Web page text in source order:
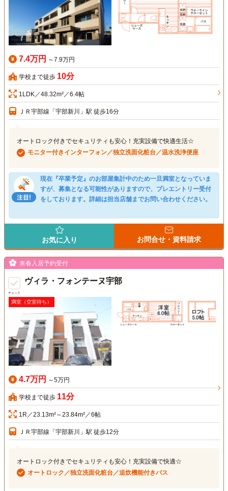
7.4万円 ～7.9万円
学校まで徒歩 10分
1LDK／48.32m²／6.4帖
ＪＲ宇部線「宇部新川」駅 徒歩16分
オートロック付きでセキュリティも安心！充実設備で快適生活☆
モニター付きインターフォン／独立洗面化粧台／温水洗浄便座
現在『卒業予定』のお部屋集計中のため一旦満室となっていま
すが、募集となる可能性がありますので、プレエントリー受付
をしております。詳細は担当店舗までお問い合わせください。
お気に入り お問合せ・資料請求
チェック
来春入居予約受付
ヴィラ・フォンテーヌ宇部
満室（空室待ち）
4.7万円 ～5万円
学校まで徒歩 11分
1R／23.13m²～23.84m²／6帖
ＪＲ宇部線「宇部新川」駅 徒歩12分
オートロック付きでセキュリティも安心！充実設備で快適☆
オートロック／独立洗面化粧台／追炊機能付きバス